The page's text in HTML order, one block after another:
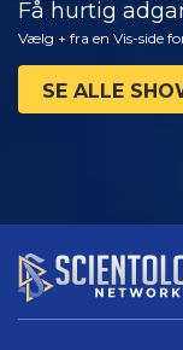
Få hurtig
Vælg + fra en Vis-side
SE ALLE